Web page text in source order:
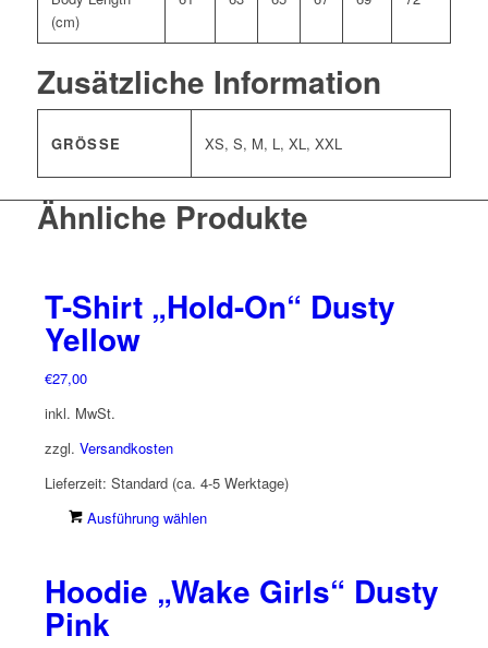
(cm)
Zusätzliche Information
GRÖSSE XS, S, M, L, XL, XXL
Ähnliche Produkte
T-Shirt „Hold-On“ Dusty
Yellow
€27,00
inkl. MwSt.
zzgl. Versandkosten
Lieferzeit: Standard (ca. 4-5 Werktage)
Ausführung wählen
mehrere
Varianten
Hoodie „Wake Girls“ Dusty
Pink